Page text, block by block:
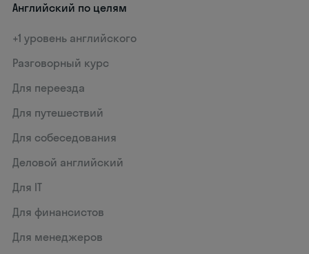
Английский по целям
+1 уровень английского
Разговорный курс
Для переезда
Для путешествий
Для собеседования
Деловой английский
Для IT
Для финансистов
Для менеджеров